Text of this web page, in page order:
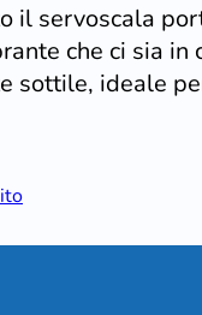
il servoscala
che ci sia in
sottile, ideale